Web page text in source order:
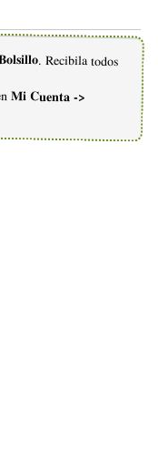
. Recibila todos
Mi Cuenta ->